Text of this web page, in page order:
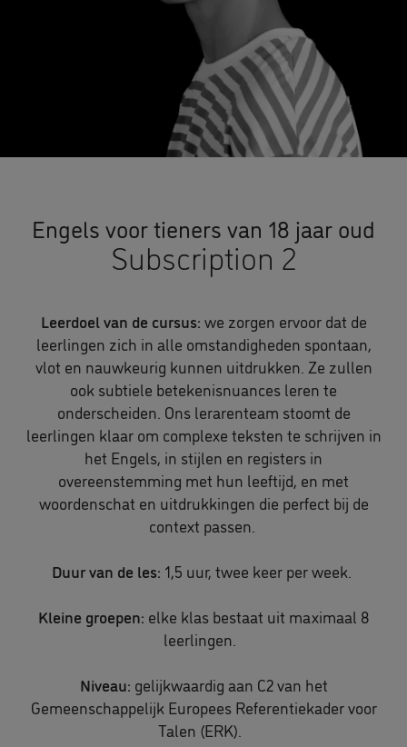
Engels voor tieners van 18 jaar oud
Subscription 2
Leerdoel van de cursus: we zorgen ervoor dat de
leerlingen zich in alle omstandigheden spontaan,
vlot en nauwkeurig kunnen uitdrukken. Ze zullen
ook subtiele betekenisnuances leren te
onderscheiden. Ons lerarenteam stoomt de
leerlingen klaar om complexe teksten te schrijven in
het Engels, in stijlen en registers in
overeenstemming met hun leeftijd, en met
woordenschat en uitdrukkingen die perfect bij de
context passen.
Duur van de les: 1,5 uur, twee keer per week.
Kleine groepen: elke klas bestaat uit maximaal 8
leerlingen.
Niveau: gelijkwaardig aan C2 van het
Gemeenschappelijk Europees Referentiekader voor
Talen (ERK).